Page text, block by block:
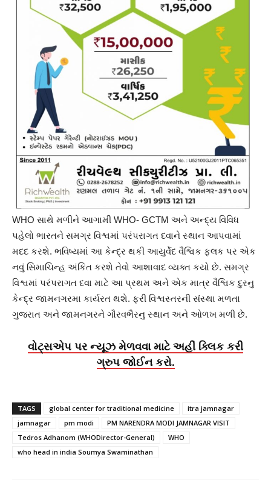
WHO સાથે મળીને આગામી WHO- GCTM અને અન્દ્ય વિવિધ
પહેલો ભારતને સમગ્ર વિશ્વમાં પરંપરાગત દવાને સ્થાન આપવામાં
મદદ કરશે. ભવિષ્યમાં આ કેન્દ્ર થકી આયુર્વેદ વૈશ્વિક ફલક પર એક
નવું સિમાચિન્હ અંકિત કરશે તેવો આશાવાદ વ્યક્ત કયો છે. સમગ્ર
વિશ્વમાં પરંપરાગત દવા માટે આ પ્રથમ અને એક માત્ર વૈશ્વિક દુરનુ
કેન્દ્ર જામનગરમા કાર્યરત થશે. ફરી વિશ્વસ્તરની સંસ્થા મળતા
ગુજરાત અને જામનગરને ગૌરવભૈરનુ સ્થાન અને ઓળખ મળી છે.
વોટ્સએપ પર ન્યૂઝ મેળવવા માટે અહીં ક્લિક કરી
ગ્રુપ જોઈન કરો.
TAGS global center for traditional medicine
itra jamnagar
jamnagar
pm modi
PM NARENDRA MODI JAMNAGAR VISIT
Tedros Adhanom (WHODirector-General)
WHO
who head in india Soumya Swaminathan